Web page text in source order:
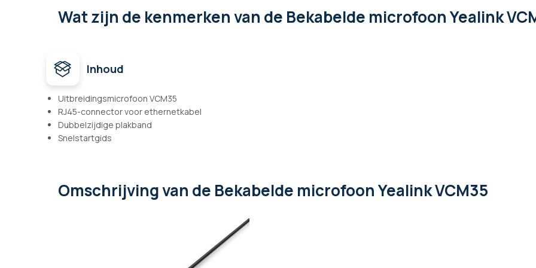
Wat zijn de kenmerkenvan de Bekabelde microfoon Yealink
Inhoud
Uitbreidingsmicrofoon VCM35
RJ45-connector voor ethernetkabel
Dubbelzijdige plakband
Snelstartgids
Omschrijvingvan de Bekabelde microfoon Yealink VCM35